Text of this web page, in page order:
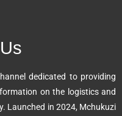
dedicated to providing
on the logistics and
Launched in 2024, Mchukuzi